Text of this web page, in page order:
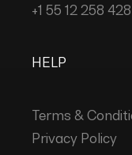
+1 55 12 258 428
HELP
Terms &
Privacy Policy